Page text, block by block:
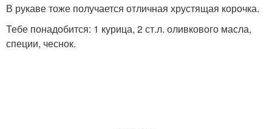
В рукаве тоже получается отличная хрустящая корочка.
Тебе понадобится: 1 курица, 2 ст.л. оливкового масла,
специи, чеснок.